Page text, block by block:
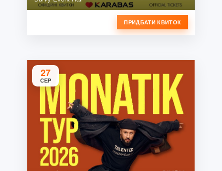
ПРИДБАТИ КВИТОК
27
СЕР